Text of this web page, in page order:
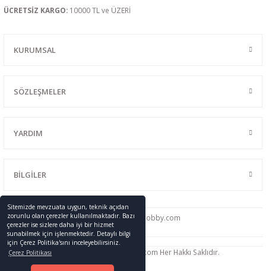
Sitemizde mevzuata uygun, teknik açıdan
zorunlu olan çerezler kullanılmaktadır. Bazı
çerezler ise sizlere daha iyi bir hizmet
sunabilmek için işlenmektedir. Detaylı bilgi
için Çerez Politika'sını inceleyebilirsiniz.
Çerez Politikası
ÜCRETSİZ KARGO: 10000 TL ve ÜZERİ
KURUMSAL
SÖZLEŞMELER
YARDIM
BİLGİLER
0216 428 46 91 info@promodelhobby.com
Telif Hakkı © 2005-2023 promodelhobby.com Her Hakkı Saklıdır.